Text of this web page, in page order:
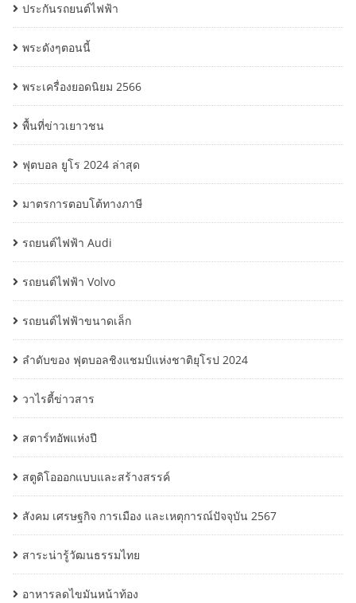
ประกันรถยนต์ไฟฟ้า
พระดังๆตอนนี้
พระเครื่องยอดนิยม 2566
พื้นที่ข่าวเยาวชน
ฟุตบอล ยูโร 2024 ล่าสุด
มาตรการตอบโต้ทางภาษี
รถยนต์ไฟฟ้า Audi
รถยนต์ไฟฟ้า Volvo
รถยนต์ไฟฟ้าขนาดเล็ก
ลำดับของ ฟุตบอลชิงแชมป์แห่งชาติยุโรป 2024
วาไรตี้ข่าวสาร
สตาร์ทอัพแห่งปี
สตูดิโอออกแบบและสร้างสรรค์
สังคม เศรษฐกิจ การเมือง และเหตุการณ์ปัจจุบัน 2567
สาระน่ารู้วัฒนธรรมไทย
อาหารลดไขมันหน้าท้อง